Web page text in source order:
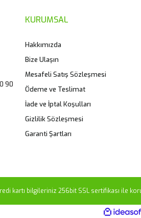
90
KURUMSAL
Hakkımızda
Bize Ulaşın
Mesafeli Satış Sözleşmesi
Ödeme ve Teslimat
İade ve İptal Koşulları
Gizlilik Sözleşmesi
Garanti Şartları
kartı bilgileriniz 256bit SSL sertifikası ile